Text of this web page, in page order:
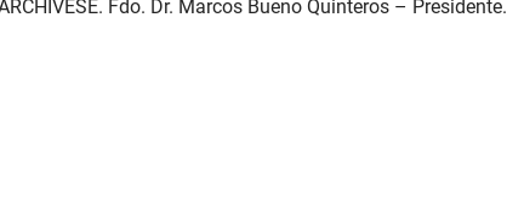
Fdo. Dr. Marcos Bueno Quinteros – Presidente.